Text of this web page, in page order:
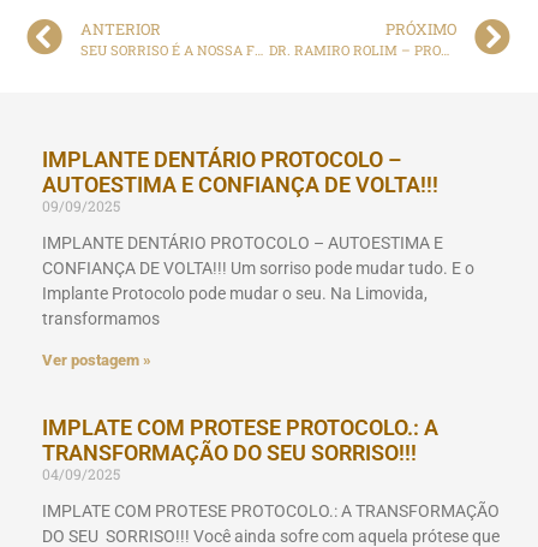
ANTERIOR PRÓXIMO
DR. RAMIRO ROLIM – PROCTOLOGISTA.
IMPLANTE DENTÁRIO PROTOCOLO –
AUTOESTIMA E CONFIANÇA DE VOLTA!!!
09/09/2025
IMPLANTE DENTÁRIO PROTOCOLO – AUTOESTIMA E
CONFIANÇA DE VOLTA!!! Um sorriso pode mudar tudo. E o
Implante Protocolo pode mudar o seu. Na Limovida,
transformamos
Ver postagem »
IMPLATE COM PROTESE PROTOCOLO.: A
TRANSFORMAÇÃO DO SEU SORRISO!!!
04/09/2025
IMPLATE COM PROTESE PROTOCOLO.: A TRANSFORMAÇÃO
DO SEU SORRISO!!! Você ainda sofre com aquela prótese que